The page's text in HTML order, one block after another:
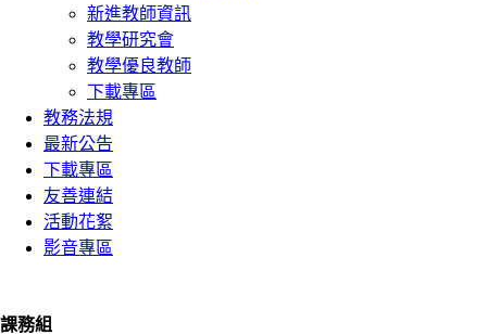
新進教師資訊
教學研究會
教學優良教師
下載專區
教務法規
最新公告
下載專區
友善連結
活動花絮
影音專區
課務組